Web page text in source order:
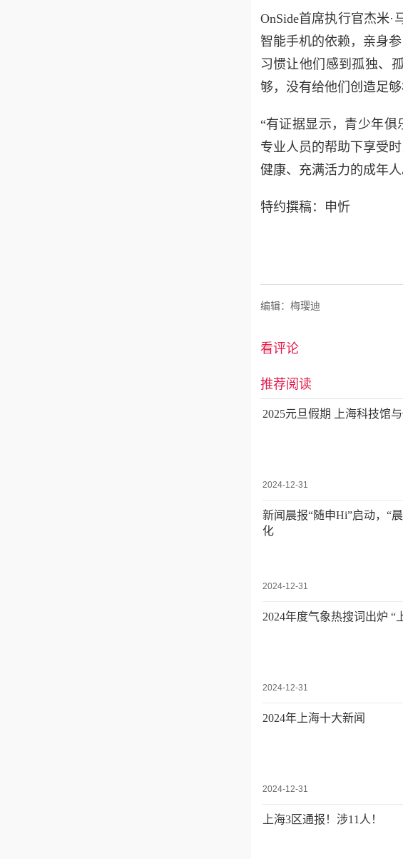
OnSide首席执行官杰米
智能手机的依赖，亲身
习惯让他们感到孤独、
够，没有给他们创造足
“有证据显示，青少年
专业人员的帮助下享受
健康、充满活力的成年人
特约撰稿：申忻
编辑：梅璎迪
看评论
推荐阅读
2025元旦假期 上海科技馆
2024-12-31
新闻晨报“随申Hi”启动，“
化
2024-12-31
2024年度气象热搜词出炉 “
2024-12-31
2024年上海十大新闻
2024-12-31
上海3区通报！涉11人！